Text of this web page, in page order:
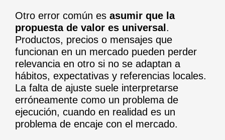
Otro error común es asumir que la
propuesta de valor es universal .
Productos, precios o mensajes que
funcionan en un mercado pueden perder
relevancia en otro si no se adaptan a
hábitos, expectativas y referencias locales.
La falta de ajuste suele interpretarse
erróneamente como un problema de
ejecución, cuando en realidad es un
problema de encaje con el mercado.